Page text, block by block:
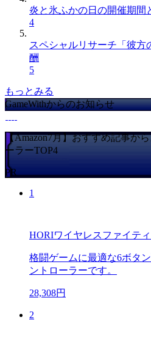
炎と氷ふかの日の開催期間
4
スペシャルリサーチ「彼方
酬
5
もっとみる
GameWithからのお知らせ
【Amazon7月】おすすめ記事か
ーラーTOP4
PR
1
HORIワイヤレスファイテ
格闘ゲームに最適な6ボタ
ントローラーです。
28,308円
2